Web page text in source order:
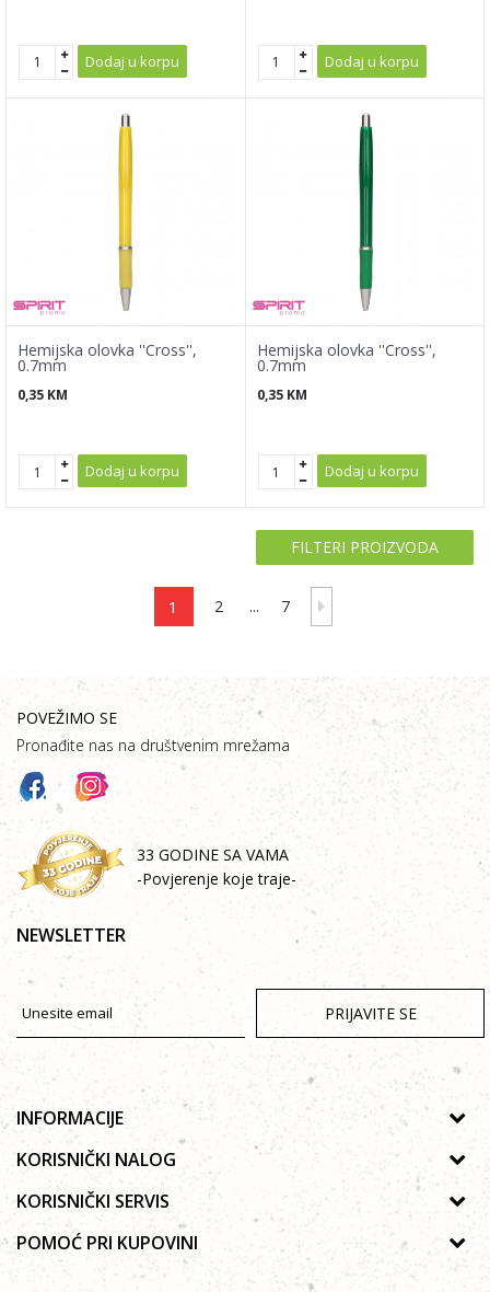
Dodaj u korpu Dodaj u korpu
Hemijska olovka ''Cross'',
0.7mm
0,35 KM
Dodaj u korpu
Hemijska olovka ''Cross'',
0.7mm
0,35 KM
Dodaj u korpu
FILTERI PROIZVODA
1 2 ... 7
POVEŽIMO SE
Pronađite nas na društvenim mrežama
33 GODINE SA VAMA
-Povjerenje koje traje-
NEWSLETTER
PRIJAVITE SE
INFORMACIJE
O nama
Galerija
Saradnja
KORISNIČKI NALOG
Uputstvo za registraciju
Zaboravljena lozinka
Poručivanje
KORISNIČKI SERVIS
Politika privatnosti
Autorska prava
POMOĆ PRI KUPOVINI
Kako kupiti online?